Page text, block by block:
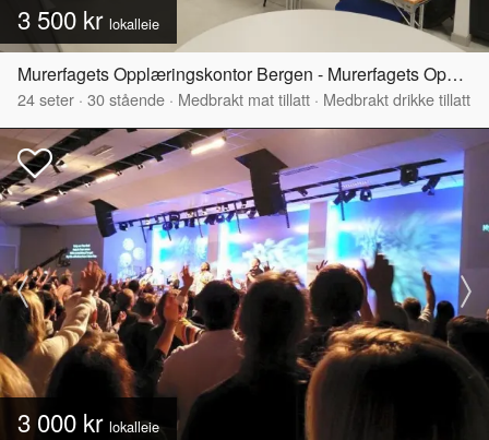
3 500 kr lokalleie
Murerfagets Opplæringskontor Bergen - Murerfagets Opplæringskontor Bergen
24seter · 30stående · Medbrakt mat tillatt · Medbrakt drikke tillatt
3 000 kr lokalleie